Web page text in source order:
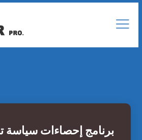
برنامج إحصاءات سياسة